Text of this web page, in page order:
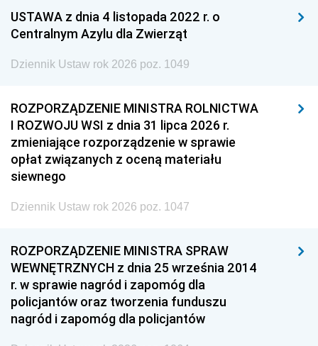
USTAWA z dnia 4 listopada 2022 r. o
Centralnym Azylu dla Zwierząt
Dziennik Ustaw rok 2026 poz. 1049
ROZPORZĄDZENIE MINISTRA ROLNICTWA
I ROZWOJU WSI z dnia 31 lipca 2026 r.
zmieniające rozporządzenie w sprawie
opłat związanych z oceną materiału
siewnego
Dziennik Ustaw rok 2026 poz. 1047
ROZPORZĄDZENIE MINISTRA SPRAW
WEWNĘTRZNYCH z dnia 25 września 2014
r. w sprawie nagród i zapomóg dla
policjantów oraz tworzenia funduszu
nagród i zapomóg dla policjantów